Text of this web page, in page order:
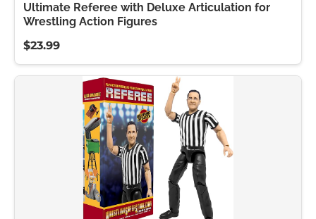
Ultimate Referee with Deluxe Articulation for
Wrestling Action Figures
$23.99